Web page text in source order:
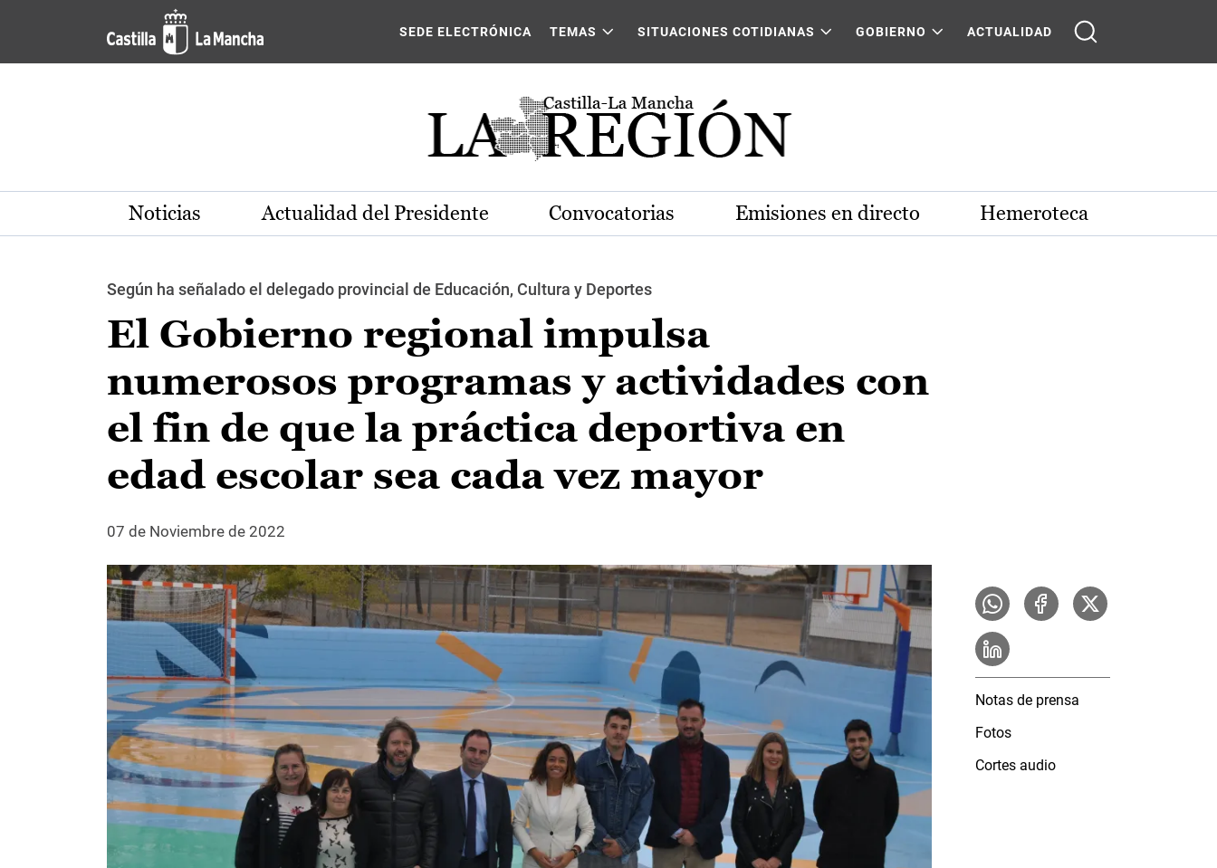
Pasar al contenido principal
SEDE ELECTRÓNICA TEMAS SITUACIONES COTIDIANAS GOBIERNO ACTUALIDAD
Noticias Actualidad del Presidente Convocatorias Emisiones en directo Hemeroteca
Según ha señalado el delegado provincial de Educación, Cultura y Deportes
El Gobierno regional impulsa
numerosos programas y actividades con
el fin de que la práctica deportiva en
edad escolar sea cada vez mayor
07 de Noviembre de 2022
Notas de prensa
Fotos
Cortes audio